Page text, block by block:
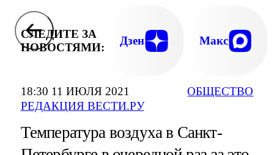
18:30 11 ИЮЛЯ 2021
РЕДАКЦИЯ ВЕСТИ.РУ
ОБЩЕСТВО
СЛЕДИТЕ ЗА
НОВОСТЯМИ:
Дзен Макс
Температура воздуха в Санкт-